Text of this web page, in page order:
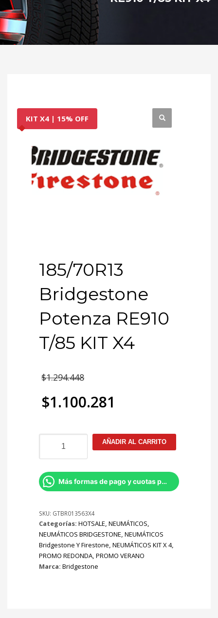
KIT X4 | 15% OFF
185/70R13
Bridgestone
Potenza RE910
T/85 KIT X4
$1.294.448
precio
era:
$1.294.448.
$1.100.281
precio
actual
es:
Bridgestone
Potenza
RE910
T/85
KIT
cantidad
AÑADIR AL CARRITO
Más formas de pago y cuotas por Whatsapp
SKU: GTBR013563X4
Categorías: HOTSALE, NEUMÁTICOS,
NEUMÁTICOS BRIDGESTONE, NEUMÁTICOS
Bridgestone Y Firestone, NEUMÁTICOS KIT X 4,
PROMO REDONDA, PROMO VERANO
Marca: Bridgestone